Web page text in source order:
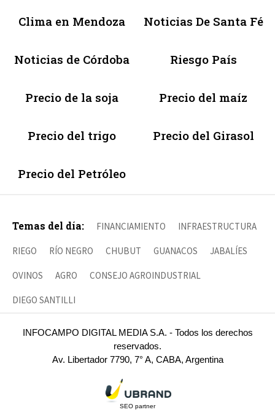
Clima en Mendoza Noticias De Santa Fé
Noticias de Córdoba Riesgo País
Precio de la soja Precio del maíz
Precio del trigo Precio del Girasol
Precio del Petróleo
Temas del día: FINANCIAMIENTO INFRAESTRUCTURA
RIEGO RÍO NEGRO CHUBUT GUANACOS JABALÍES
OVINOS AGRO CONSEJO AGROINDUSTRIAL
DIEGO SANTILLI
INFOCAMPO DIGITAL MEDIA S.A. - Todos los derechos
reservados.
Av. Libertador 7790, 7° A, CABA, Argentina
SEO partner